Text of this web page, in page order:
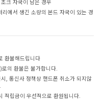
크 자국이 남은 경우
에서 생긴 소량의 본드 자국이 있는 경
환불해드립니다
의 환불은 불가합니다.
, 통신사 정책상 핸드폰 취소가 되지않
적립금이 우선적으로 환원됩니다.